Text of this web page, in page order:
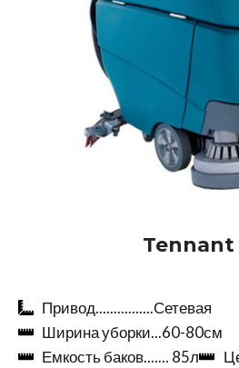
Tennant
Привод................Сетевая
Ширина уборки...60-80см
Емкость баков....... 85л